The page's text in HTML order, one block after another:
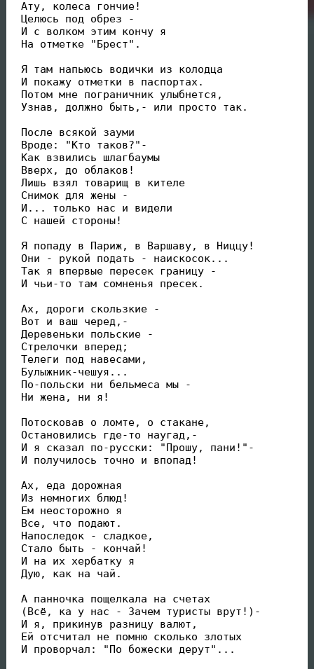
Ату, колеса гончие!
Целюсь под обрез -
И с волком этим кончу я
На отметке "Брест".
Я там напьюсь водички из колодца
И покажу отметки в паспортах.
Потом мне пограничник улыбнется,
Узнав, должно быть,- или просто так.
После всякой зауми
Вроде: "Кто таков?"-
Как взвились шлагбаумы
Вверх, до облаков!
Лишь взял товарищ в кителе
Снимок для жены -
И... только нас и видели
С нашей стороны!
Я попаду в Париж, в Варшаву, в Ниццу!
Они - рукой подать - наискосок...
Так я впервые пересек границу -
И чьи-то там сомненья пресек.
Ах, дороги скользкие -
Вот и ваш черед,-
Деревеньки польские -
Стрелочки вперед;
Телеги под навесами,
Булыжник-чешуя...
По-польски ни бельмеса мы -
Ни жена, ни я!
Потосковав о ломте, о стакане,
Остановились где-то наугад,-
И я сказал по-русски: "Прошу, пани!"-
И получилось точно и впопад!
Ах, еда дорожная
Из немногих блюд!
Ем неосторожно я
Все, что подают.
Напоследок - сладкое,
Стало быть - кончай!
И на их хербатку я
Дую, как на чай.
А панночка пощелкала на счетах
(Всё, ка у нас - Зачем туристы врут!)-
И я, прикинув разницу валют,
Ей отсчитал не помню сколько злотых
И проворчал: "По божески дерут"...